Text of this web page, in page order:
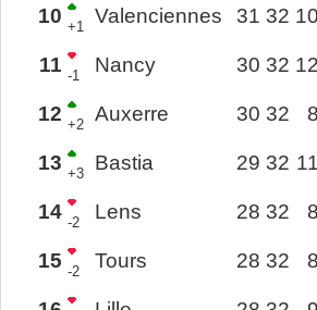
10 +1 Valenciennes 31 32 10
11 -1 Nancy 30 32 12
12 +2 Auxerre 30 32 8
13 +3 Bastia 29 32 11
14 -2 Lens 28 32 8
15 -2 Tours 28 32 8